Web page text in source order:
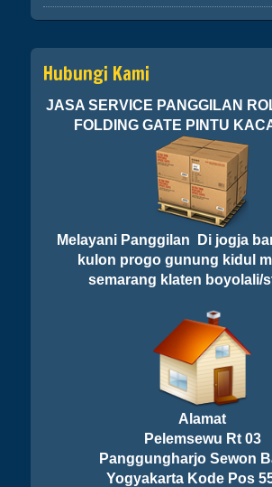
Hubungi Kami
JASA SERVICE PANGGILAN
FOLDING GATE PINTU
Melayani Panggilan Di jogja
kulon progo gunung kidul
semarang klaten boyolali/
Alamat
Pelemsewu Rt 03
Panggungharjo Sewon
Yogyakarta Kode Pos